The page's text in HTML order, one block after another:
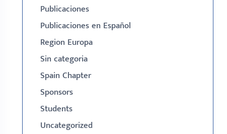
Publicaciones
Publicaciones en Español
Region Europa
Sin categoria
Spain Chapter
Sponsors
Students
Uncategorized